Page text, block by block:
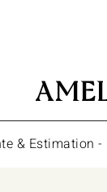
& Estimation -